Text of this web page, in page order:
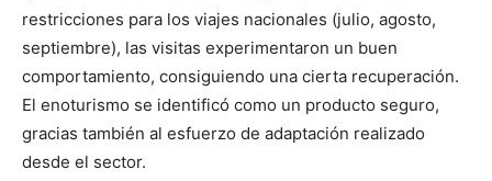
restricciones para los viajes nacionales (julio, agosto,
septiembre), las visitas experimentaron un buen
comportamiento, consiguiendo una cierta recuperación.
El enoturismo se identificó como un producto seguro,
gracias también al esfuerzo de adaptación realizado
desde el sector.